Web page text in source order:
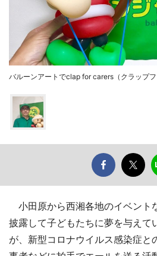
バルーンアートでclap for carers（クラップフ
小田原から西湘各地のイベント
披露して子どもたちに夢を与えて
が、新型コロナウイルス感染症と